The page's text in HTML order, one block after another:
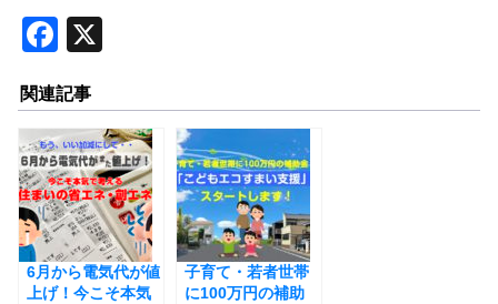
F
c
e
b
o
o
k
関連記事
6月から電気代が値
上げ！今こそ本気
子育て・若者世帯
に100万円の補助